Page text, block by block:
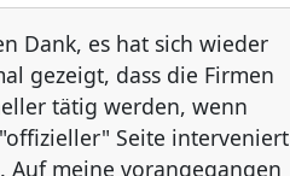
Dank, es hat sich wieder
gezeigt, dass die Firmen
tätig werden, wenn
Seite interveniert
Auf meine vorangegangen